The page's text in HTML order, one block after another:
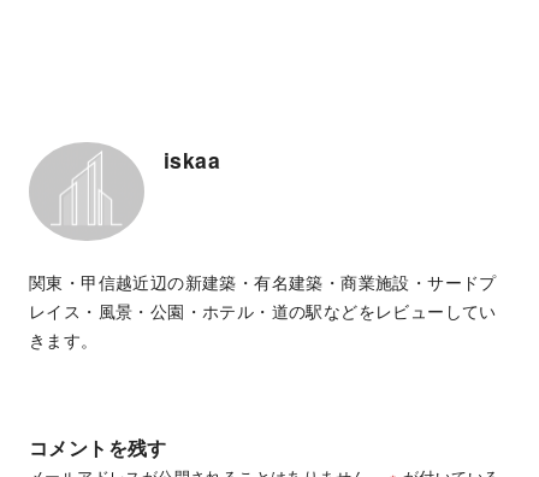
iskaa
関東・甲信越近辺の新建築・有名建築・商業施設・サードプ
レイス・風景・公園・ホテル・道の駅などをレビューしてい
きます。
コメントを残す